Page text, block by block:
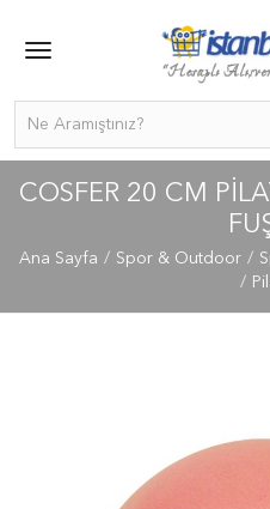
COSFER 20 CM
Ana Sayfa Spor & Outdoor